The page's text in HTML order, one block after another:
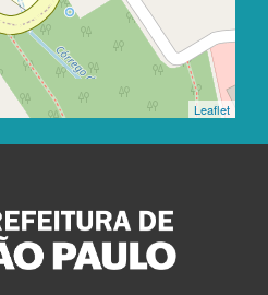
Leaflet